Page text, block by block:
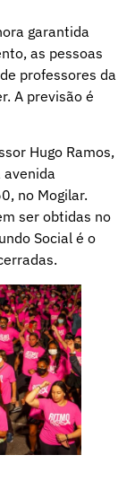
garantida
as pessoas
professores da
A previsão é
Hugo Ramos,
avenida
no Mogilar.
ser obtidas no
Social é o